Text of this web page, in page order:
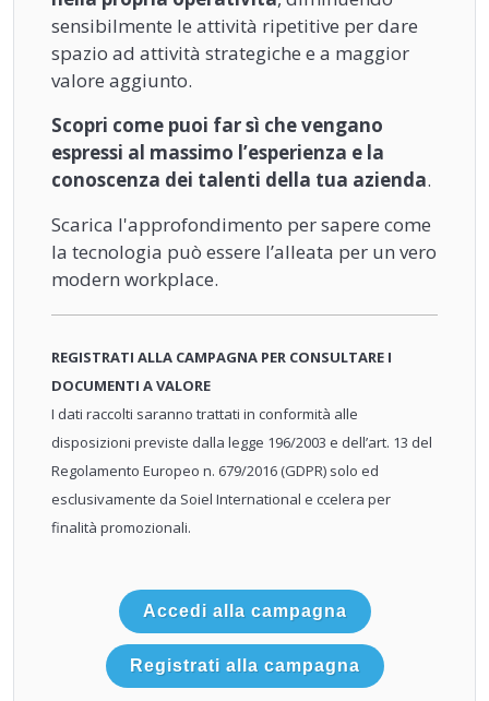
sensibilmente le attività ripetitive per dare
spazio ad attività strategiche e a maggior
valore aggiunto.
Scopri come puoi far sì che vengano
espressi al massimo l’esperienza e la
conoscenza dei talenti della tua azienda.
Scarica l'approfondimento per sapere come
la tecnologia può essere l’alleata per un vero
modern workplace.
REGISTRATI ALLA CAMPAGNA PER CONSULTARE I
DOCUMENTI A VALORE
I dati raccolti saranno trattati in conformità alle
disposizioni previste dalla legge 196/2003 e dell’art. 13 del
Regolamento Europeo n. 679/2016 (GDPR) solo ed
esclusivamente da Soiel International e ccelera per
finalità promozionali.
Accedi alla campagna
Registrati alla campagna